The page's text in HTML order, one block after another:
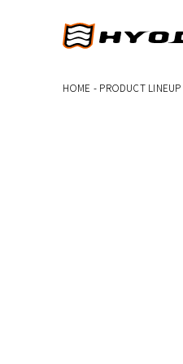
HOME - PRODUCT LINEUP